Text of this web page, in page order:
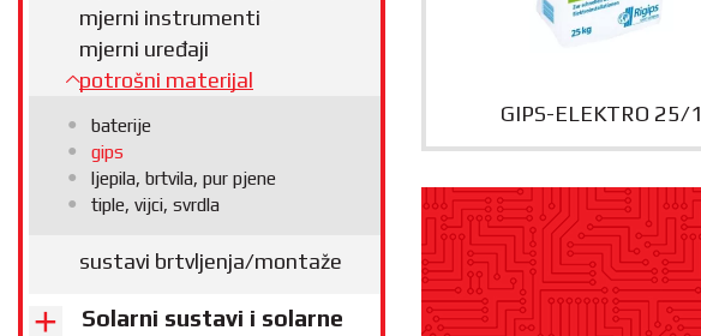
mjerni instrumenti
mjerni uređaji
potrošni materijal
baterije
gips
ljepila, brtvila, pur pjene
tiple, vijci, svrdla
sustavi brtvljenja/montaže
Solarni sustavi i solarne
GIPS-ELEKTRO 25/1